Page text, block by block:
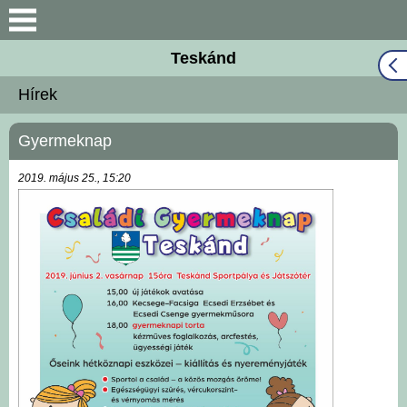
Keresés
Közös Önkormányzati
Hivatal
Naptár
Választási információk
Bemutatkozás
Falutörténet
Önkormányzat
Teskánd
Hírek
Gyermeknap
2019. május 25., 15:20